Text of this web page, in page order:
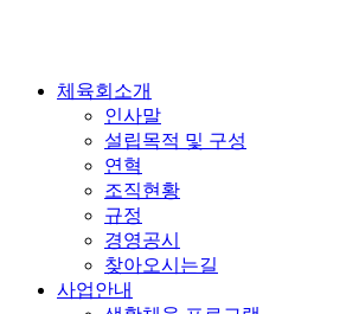
체육회소개
인사말
설립목적 및 구성
연혁
조직현황
규정
경영공시
찾아오시는길
사업안내